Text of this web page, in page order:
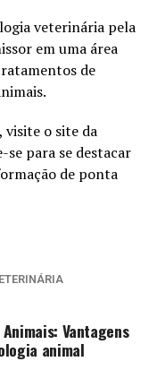
veterinária pela
em uma área
de
visite o site da
se para se destacar
de ponta
Vantagens
animal